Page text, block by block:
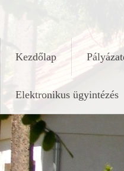
Kezdőlap
Elektronikus ügyintézés